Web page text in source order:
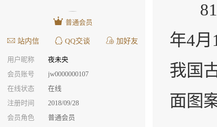
普通会员
站内信 QQ交谈 加好友
用户昵称
夜未央
会员账号
jw0000000107
在线状态
在线
注册时间
2018/09/28
会员角色
普通会员
811
年4
我国
面图